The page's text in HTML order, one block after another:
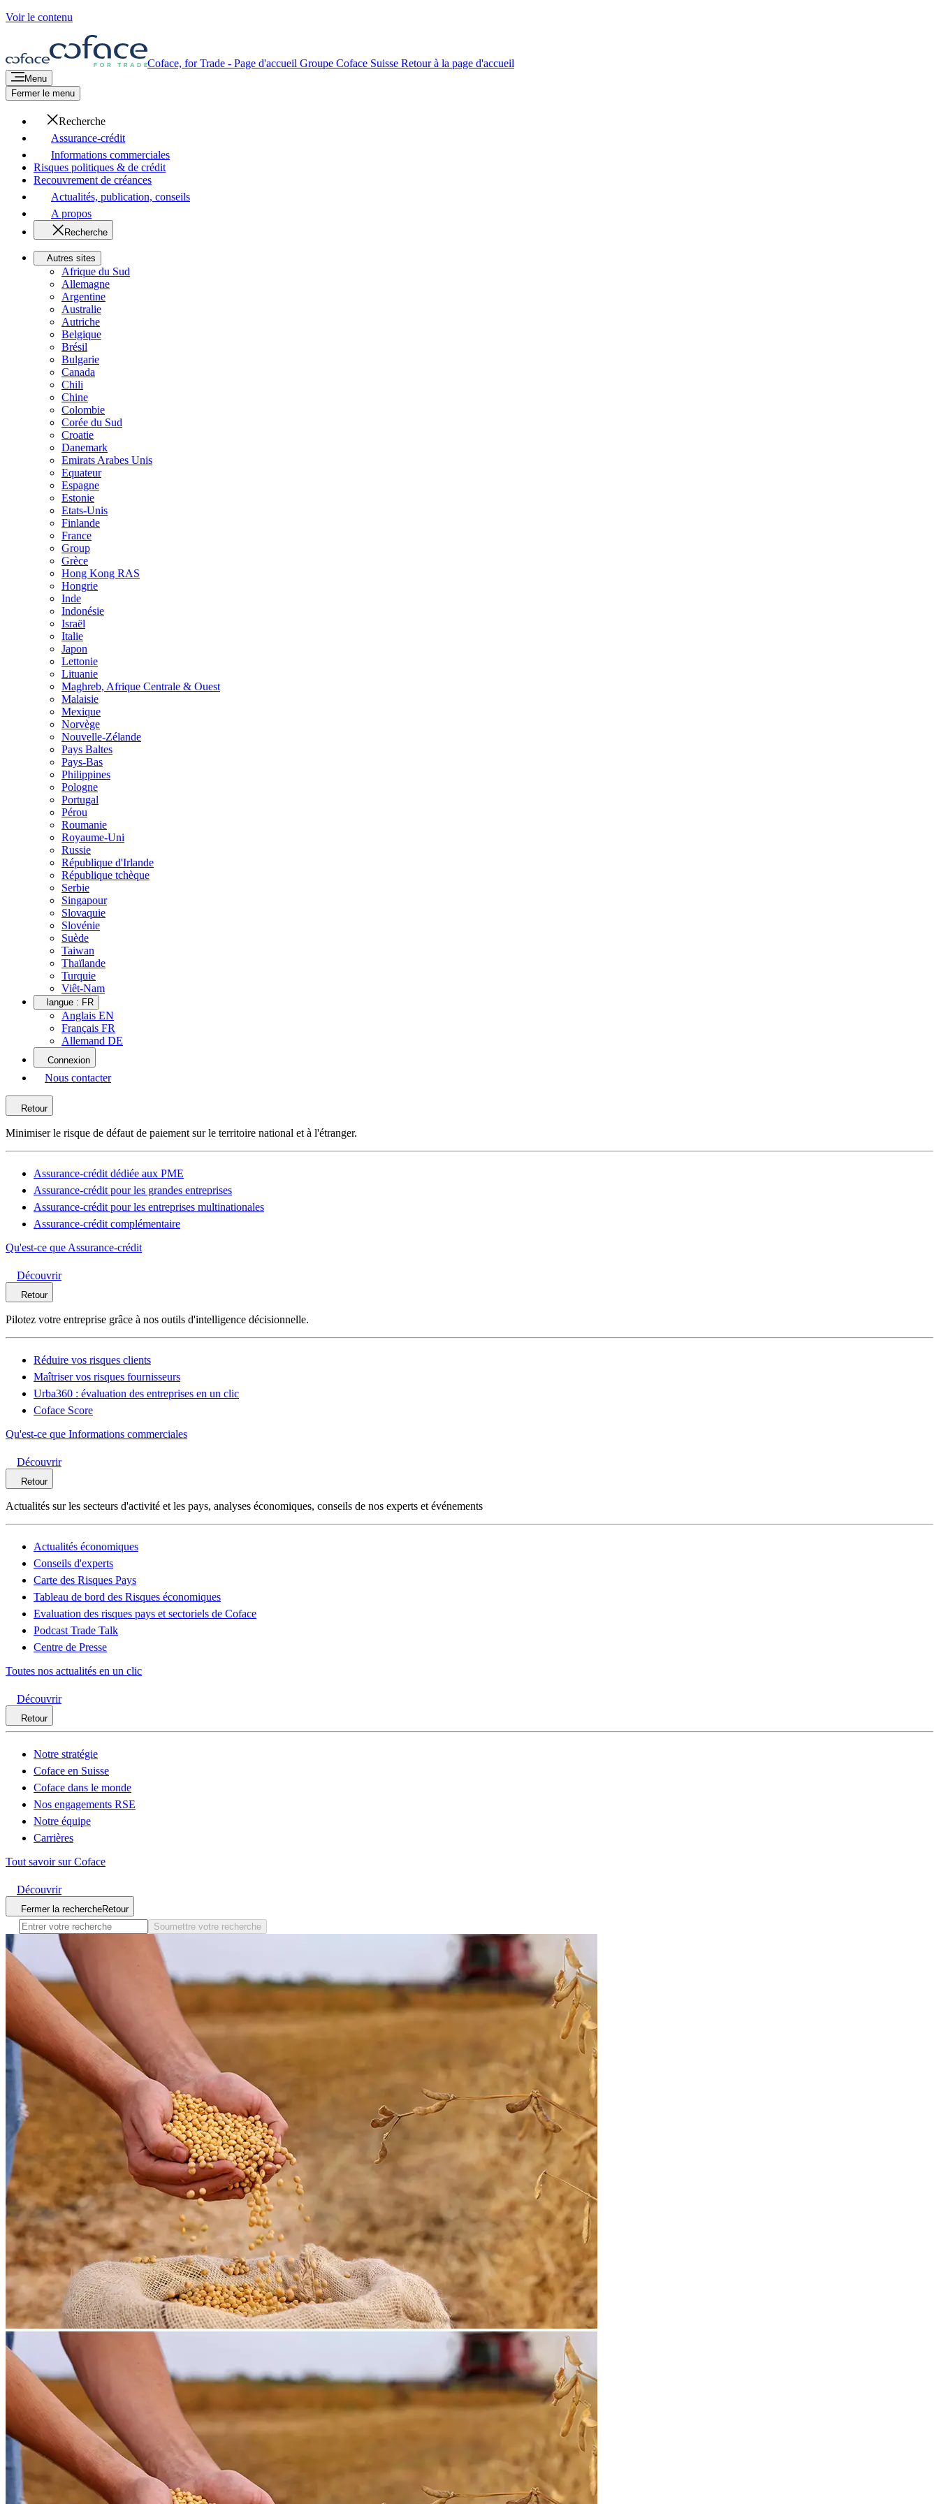
Voir le contenu
Coface, for Trade - Page d'accueil Groupe Coface Suisse Retour à la page d'accueil
Menu
Fermer le menu
Recherche
Assurance-crédit
Informations commerciales
Risques politiques & de crédit
Recouvrement de créances
Actualités, publication, conseils
A propos
Recherche
Autres sites
Afrique du Sud
Allemagne
Argentine
Australie
Autriche
Belgique
Brésil
Bulgarie
Canada
Chili
Chine
Colombie
Corée du Sud
Croatie
Danemark
Emirats Arabes Unis
Equateur
Espagne
Estonie
Etats-Unis
Finlande
France
Group
Grèce
Hong Kong RAS
Hongrie
Inde
Indonésie
Israël
Italie
Japon
Lettonie
Lituanie
Maghreb, Afrique Centrale & Ouest
Malaisie
Mexique
Norvège
Nouvelle-Zélande
Pays Baltes
Pays-Bas
Philippines
Pologne
Portugal
Pérou
Roumanie
Royaume-Uni
Russie
République d'Irlande
République tchèque
Serbie
Singapour
Slovaquie
Slovénie
Suède
Taiwan
Thaïlande
Turquie
Viêt-Nam
langue : FR
Anglais EN
Français FR
Allemand DE
Connexion
Nous contacter
Retour
Minimiser le risque de défaut de paiement sur le territoire national et à l'étranger.
Assurance-crédit dédiée aux PME
Assurance-crédit pour les grandes entreprises
Assurance-crédit pour les entreprises multinationales
Assurance-crédit complémentaire
Qu'est-ce que Assurance-crédit
Découvrir
Retour
Pilotez votre entreprise grâce à nos outils d'intelligence décisionnelle.
Réduire vos risques clients
Maîtriser vos risques fournisseurs
Urba360 : évaluation des entreprises en un clic
Coface Score
Qu'est-ce que Informations commerciales
Découvrir
Retour
Actualités sur les secteurs d'activité et les pays, analyses économiques, conseils de nos experts et événements
Actualités économiques
Conseils d'experts
Carte des Risques Pays
Tableau de bord des Risques économiques
Evaluation des risques pays et sectoriels de Coface
Podcast Trade Talk
Centre de Presse
Toutes nos actualités en un clic
Découvrir
Retour
Notre stratégie
Coface en Suisse
Coface dans le monde
Nos engagements RSE
Notre équipe
Carrières
Tout savoir sur Coface
Découvrir
Fermer la rechercheRetour
Soumettre votre recherche